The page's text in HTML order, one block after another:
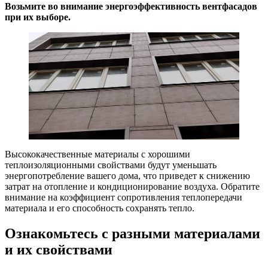
Возьмите во внимание энергоэффективность вентфасадов
при их выборе.
Высококачественные материалы с хорошими
теплоизоляционными свойствами будут уменьшать
энергопотребление вашего дома, что приведет к снижению
затрат на отопление и кондиционирование воздуха. Обратите
внимание на коэффициент сопротивления теплопередачи
материала и его способность сохранять тепло.
Ознакомьтесь с разными материалами
и их свойствами